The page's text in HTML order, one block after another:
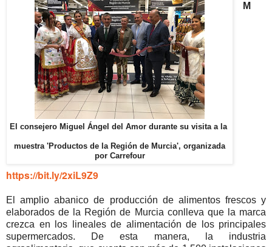
El consejero Miguel Ángel del Amor durante su visita a la
muestra 'Productos de la Región de Murcia', organizada
por Carrefour
M
https://bit.ly/2xiL9Z9
El amplio abanico de producción de alimentos frescos y
elaborados de la Región de Murcia conlleva que la marca
crezca en los lineales de alimentación de los principales
supermercados. De esta manera, la industria